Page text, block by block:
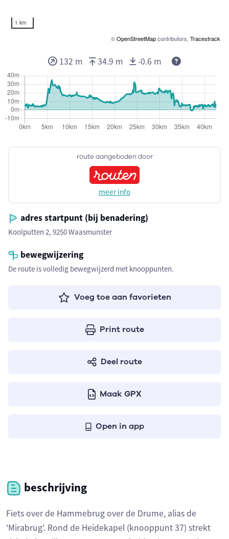
1 km
©OpenStreetMapcontributors, Tracestrack
route aangeboden door
meer info
adres startpunt (bij benadering)
Koolputten 2, 9250 Waasmunster
bewegwijzering
De route is volledig bewegwijzerd met knooppunten.
Voeg toe aan favorieten
Print route
Deel route
Maak GPX
Open in app
132 m 34.9 m -0.6 m
beschrijving
Fiets over de Hammebrug over de Drume, alias de
'Mirabrug'. Rond de Heidekapel (knooppunt 37) strekt